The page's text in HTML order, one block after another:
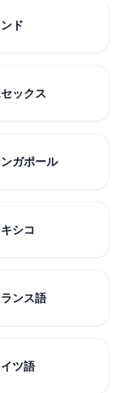
ド
ックス
ガポール
キシコ
ンス語
イツ語